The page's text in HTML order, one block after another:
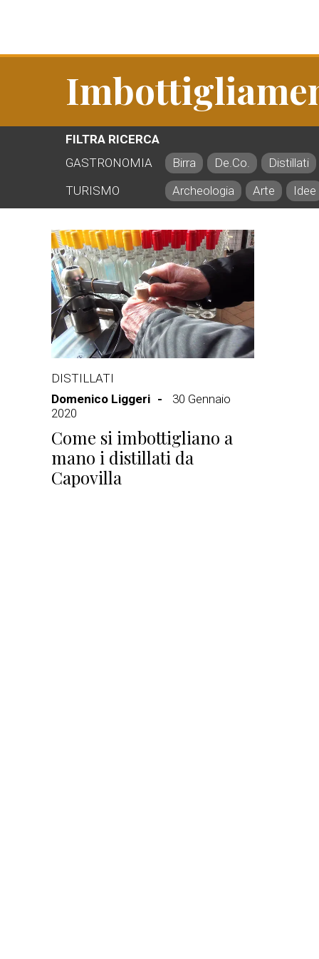
FILTRA RICERCA
GASTRONOMIA
Birra De.Co.
Distillati
TURISMO
Archeologia Arte Idee
DISTILLATI
Domenico Liggeri
30 Gennaio
2020
Come si imbottigliano a
mano i distillati da
Capovilla